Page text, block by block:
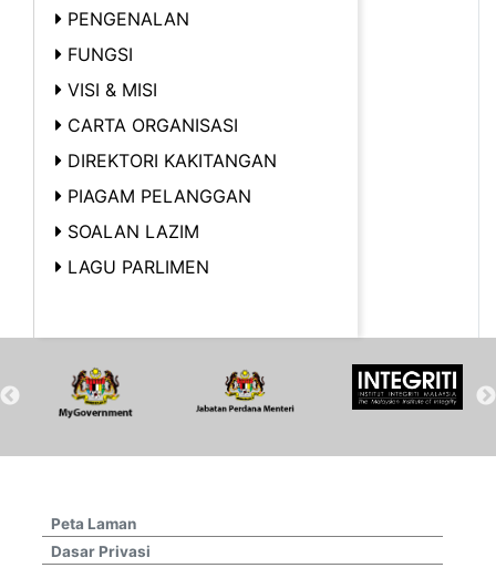
PENGENALAN
FUNGSI
VISI & MISI
CARTA ORGANISASI
DIREKTORI KAKITANGAN
PIAGAM PELANGGAN
SOALAN LAZIM
LAGU PARLIMEN
Peta Laman
Dasar Privasi